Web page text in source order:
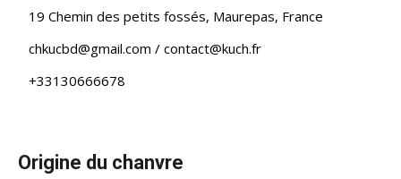
19 Chemin des petits fossés, Maurepas, France
chkucbd@gmail.com / contact@kuch.fr
+33130666678
Origine du chanvre